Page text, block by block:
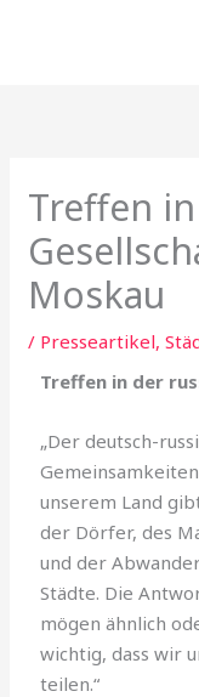
Treffen
Moskau
/ Presseartikel,
Treffen in der
„Der deutsch-
unserem Land
der Dörfer, des
und der
Städte. Die
mögen ähnlich
wichtig, dass wir
teilen.“